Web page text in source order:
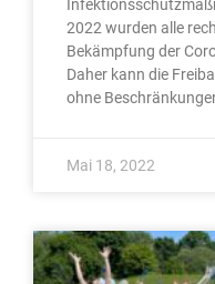
2022 wurden alle
Bekämpfung der
Daher kann die
ohne
Mai 18, 2022